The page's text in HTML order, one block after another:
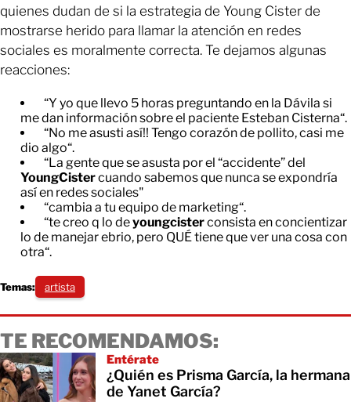
quienes dudan de si la estrategia de Young Cister de
mostrarse herido para llamar la atención en redes
sociales es moralmente correcta. Te dejamos algunas
reacciones:
“Y yo que llevo 5 horas preguntando en la Dávila si
me dan información sobre el paciente Esteban Cisterna“.
“No me asusti así!! Tengo corazón de pollito, casi me
dio algo“.
“La gente que se asusta por el “accidente” del
YoungCistercuando sabemos que nunca se expondría
así en redes sociales"
“cambia a tu equipo de marketing“.
“te creo q lo deyoungcisterconsista en concientizar
lo de manejar ebrio, pero QUÉ tiene que ver una cosa con
otra“.
Temas: artista
TE RECOMENDAMOS:
Entérate
¿Quién es Prisma García, la hermana
de Yanet García?